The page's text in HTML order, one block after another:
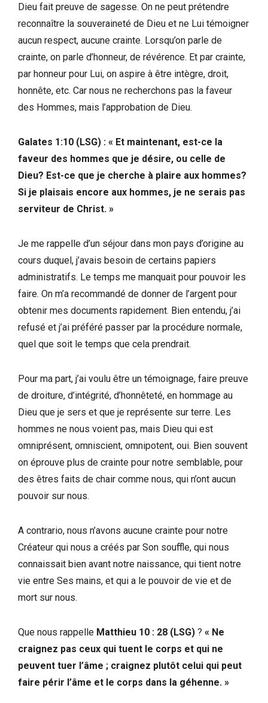
Dieu fait preuve de sagesse. On ne peut prétendre
reconnaître la souveraineté de Dieu et ne Lui témoigner
aucun respect, aucune crainte. Lorsqu’on parle de
crainte, on parle d’honneur, de révérence. Et par crainte,
par honneur pour Lui, on aspire à être intègre, droit,
honnête, etc. Car nous ne recherchons pas la faveur
des Hommes, mais l’approbation de Dieu.
‭Galates 1:10 (LSG‬) : « Et maintenant, est-ce la
faveur des hommes que je désire, ou celle de
Dieu? Est-ce que je cherche à plaire aux hommes?
Si je plaisais encore aux hommes, je ne serais pas
serviteur de Christ. »
Je me rappelle d’un séjour dans mon pays d’origine au
cours duquel, j’avais besoin de certains papiers
administratifs. Le temps me manquait pour pouvoir les
faire. On m’a recommandé de donner de l’argent pour
obtenir mes documents rapidement. Bien entendu, j’ai
refusé et j’ai préféré passer par la procédure normale,
quel que soit le temps que cela prendrait.
Pour ma part, j’ai voulu être un témoignage, faire preuve
de droiture, d’intégrité, d’honnêteté, en hommage au
Dieu que je sers et que je représente sur terre. Les
hommes ne nous voient pas, mais Dieu qui est
omniprésent, omniscient, omnipotent, oui. Bien souvent
on éprouve plus de crainte pour notre semblable, pour
des êtres faits de chair comme nous, qui n’ont aucun
pouvoir sur nous.
A contrario, nous n’avons aucune crainte pour notre
Créateur qui nous a créés par Son souffle, qui nous
connaissait bien avant notre naissance, qui tient notre
vie entre Ses mains, et qui a le pouvoir de vie et de
mort sur nous.
Que nous rappelle Matthieu 10 : 28 (LSG) ? « Ne
craignez pas ceux qui tuent le corps et qui ne
peuvent tuer l’âme ; craignez plutôt celui qui peut
faire périr l’âme et le corps dans la géhenne. »